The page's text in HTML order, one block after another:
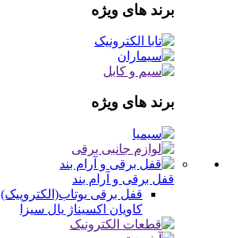
برند های ویژه
برند های ویژه
قفل برقی و آرام بند
قفل برقی یوتاب(الکتروپیک)
کاویان اکسیناژ یال سیزا